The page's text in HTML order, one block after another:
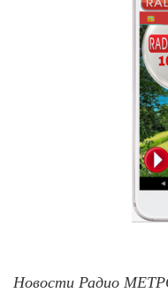
Новости Радио